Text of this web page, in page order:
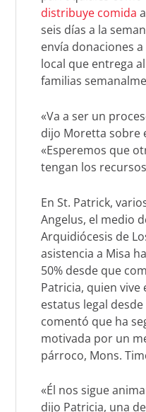
distribuye comida
seis días a la
envía donaciones
local que entrega
familias
«Va a ser un
dijo Moretta sobre
«Esperemos que
tengan los
En St. Patrick,
Angelus, el medio
Arquidiócesis de
asistencia a Misa
50% desde que
Patricia, quien vive
estatus legal
comentó que ha
motivada por un
párroco, Mons.
«Él nos sigue
dijo Patricia, una